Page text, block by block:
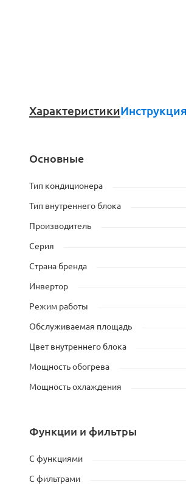
ХарактеристикиИнструкция
Основные
Тип кондиционера
Тип внутреннего блока
Производитель
Серия
Страна бренда
Инвертор
Режим работы
Обслуживаемая площадь
Цвет внутреннего блока
Мощность обогрева
Мощность охлаждения
Функции и фильтры
С функциями
С фильтрами